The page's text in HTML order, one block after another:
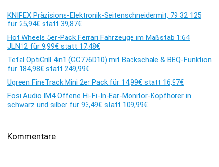
KNIPEX Präzisions-Elektronik-Seitenschneidermit, 79 32 125
für 25,94€ statt 39,87€
Hot Wheels 5er-Pack Ferrari Fahrzeuge im Maßstab 1:64
JLN12 für 9,99€ statt 17,48€
Tefal OptiGrill 4in1 (GC776D10) mit Backschale & BBQ-Funktion
für 184,98€ statt 249,99€
Ugreen FineTrack Mini 2er Pack für 14,99€ statt 16,97€
Fosi Audio IM4 Offene Hi-Fi-In-Ear-Monitor-Kopfhörer in
schwarz und silber für 93,49€ statt 109,99€
Kommentare